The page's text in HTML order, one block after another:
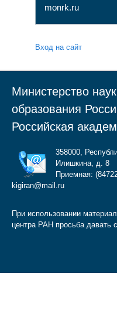
monrk.ru
Вход на сайт
Министерство
образования
Российская
358000,
Илишкина, д. 8
Приемная:
kigiran@mail.ru
При использовании
центра РАН просьба давать